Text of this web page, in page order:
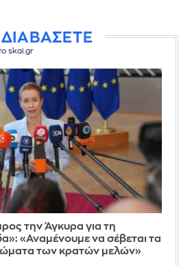
skai.gr
την Άγκυρα για τη
«Αναμένουμε να σέβεται τα
των κρατών μελών»